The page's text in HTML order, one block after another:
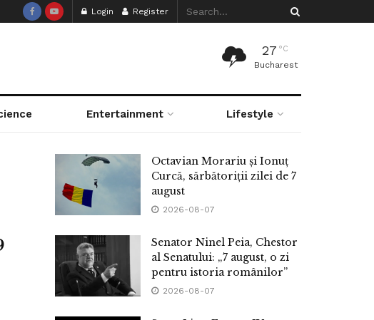
Login Register
27 °C
Bucharest
Entertainment Lifestyle
Octavian Morariu și Ionuț
Curcă, sărbătoriții zilei de 7
august
2026-08-07
Senator Ninel Peia, Chestor
al Senatului: „7 august, o zi
pentru istoria românilor”
2026-08-07